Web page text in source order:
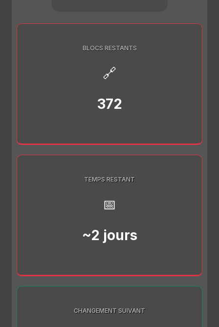
BLOCS RESTANTS
🔗
372
TEMPS RESTANT
📅
~2 jours
CHANGEMENT SUIVANT